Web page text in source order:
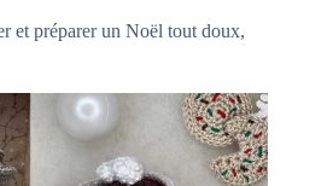
et préparer un Noël tout doux,